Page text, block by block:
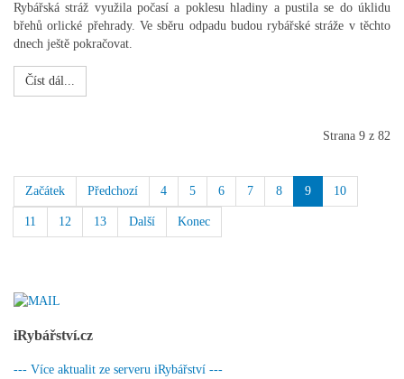
Rybářská stráž využila počasí a poklesu hladiny a pustila se do úklidu
břehů orlické přehrady. Ve sběru odpadu budou rybářské stráže v těchto
dnech ještě pokračovat.
Číst dál...
Strana 9 z 82
Začátek Předchozí 4 5 6 7 8 9 10
11 12 13 Další Konec
iRybářství.cz
--- Více aktualit ze serveru iRybářství ---